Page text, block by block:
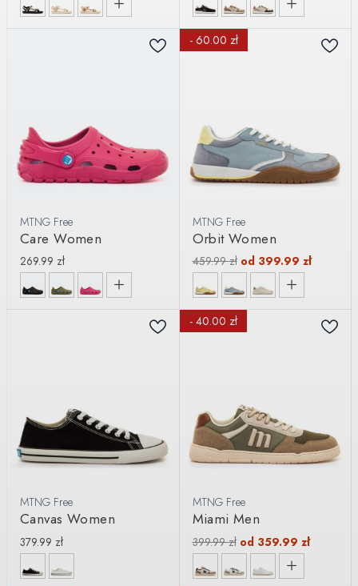
MTNG Free
Care Women
269.99 zł
- 60.00 zł
MTNG Free
Orbit Women
459.99zł od 399.99 zł
MTNG Free
Canvas Women
379.99 zł
- 40.00 zł
MTNG Free
Miami Men
399.99zł od 359.99 zł